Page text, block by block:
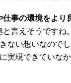
仕事の環境をより
と言えそうですね
ない想いなのでし
実現できていな